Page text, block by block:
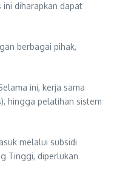
diharapkan dapat
berbagai pihak,
ini, kerja sama
hingga pelatihan sistem
melalui subsidi
Tinggi, diperlukan